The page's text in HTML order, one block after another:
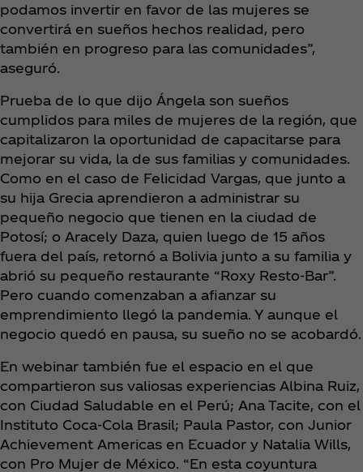
podamos invertir en favor de las mujeres se
convertirá en sueños hechos realidad, pero
también en progreso para las comunidades”,
aseguró.
Prueba de lo que dijo Ángela son sueños
cumplidos para miles de mujeres de la región, que
capitalizaron la oportunidad de capacitarse para
mejorar su vida, la de sus familias y comunidades.
Como en el caso de Felicidad Vargas, que junto a
su hija Grecia aprendieron a administrar su
pequeño negocio que tienen en la ciudad de
Potosí; o Aracely Daza, quien luego de 15 años
fuera del país, retornó a Bolivia junto a su familia y
abrió su pequeño restaurante “Roxy Resto-Bar”.
Pero cuando comenzaban a afianzar su
emprendimiento llegó la pandemia. Y aunque el
negocio quedó en pausa, su sueño no se acobardó.
En webinar también fue el espacio en el que
compartieron sus valiosas experiencias Albina Ruiz,
con Ciudad Saludable en el Perú; Ana Tacite, con el
Instituto Coca‑Cola Brasil; Paula Pastor, con Junior
Achievement Americas en Ecuador y Natalia Wills,
con Pro Mujer de México. “En esta coyuntura